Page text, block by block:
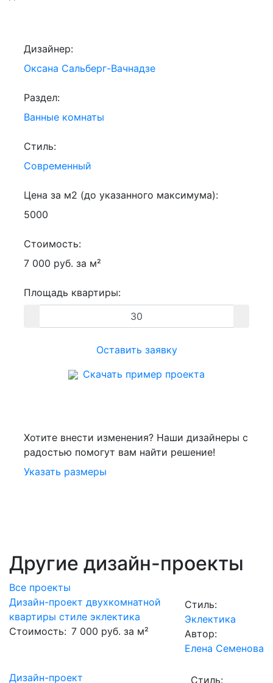
Дизайнер:
Оксана Сальберг-Вачнадзе
Раздел:
Ванные комнаты
Стиль:
Современный
Цена за м2 (до указанного максимума):
5000
Стоимость:
7 000 руб. за м²
Площадь квартиры:
Оставить заявку
Скачать пример проекта
Хотите внести изменения? Наши дизайнеры с
радостью помогут вам найти решение!
Указать размеры
Другие дизайн-проекты
Все проекты
Дизайн-проект двухкомнатной
квартиры стиле эклектика
Стоимость: 7 000 руб. за м²
Стиль:
Эклектика
Автор:
Елена Семенова
Дизайн-проект Стиль: